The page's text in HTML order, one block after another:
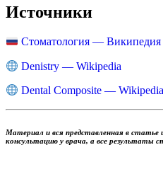
Источники
Стоматология — Википедия
Denistry — Wikipedia
Dental Composite — Wikipedia
Материал и вся представленная в
консультацию у врача, а все результаты